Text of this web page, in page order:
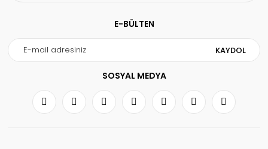
E-BÜLTEN
KAYDOL
SOSYAL MEDYA